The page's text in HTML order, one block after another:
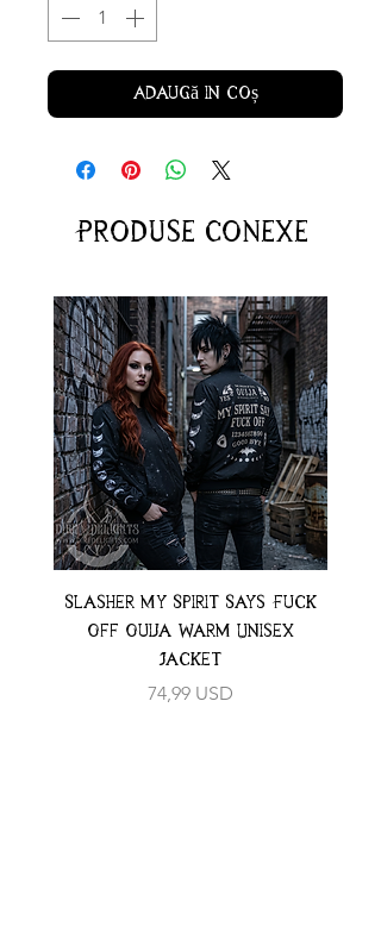
Adaugă în coș
Produse conexe
Slasher My Spirit Says Fuck
Off Ouija Warm Unisex
Jacket
Preț
74,99 USD